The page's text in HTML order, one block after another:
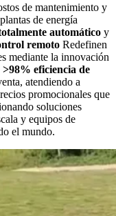
de mantenimiento y
de energía
automático y
remoto Redefinen
mediante la innovación
>98% eficiencia de
atendiendo a
promocionales que
soluciones
y equipos de
el mundo.